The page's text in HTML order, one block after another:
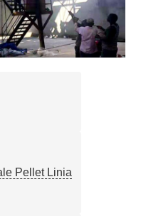
Pellet Linia